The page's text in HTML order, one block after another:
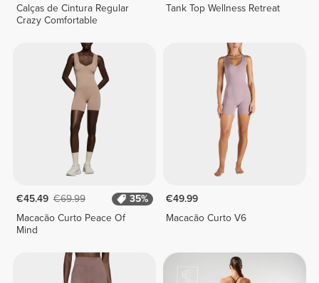
Calças de Cintura Regular
Crazy Comfortable
Tank Top Wellness Retreat
€45.49 €69.99
35%
Macacão Curto Peace Of
Mind
€49.99
Macacão Curto V6